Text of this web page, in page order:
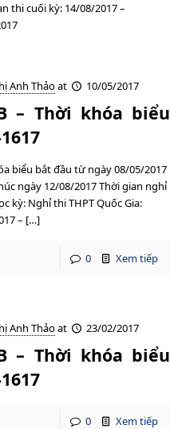
thi cuối kỳ: 14/08/2017 –
Anh Thảoat 10/05/2017
– Thời khóa biểu
biểu bắt đầu từ ngày 08/05/2017
ngày 12/08/2017 Thời gian nghỉ
kỳ: Nghỉ thi THPT Quốc Gia:
– […]
0 Xem tiếp
Anh Thảoat 23/02/2017
– Thời khóa biểu
0 Xem tiếp